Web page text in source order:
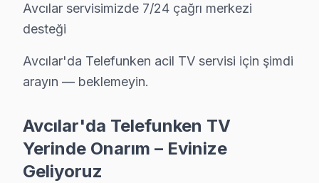
Metrobüs ve E-5 Karayolu güzergahı boyunca
S: Avcılar'de sabah aradığımda aynı gün servis
S: Avcılar'de servis ücreti ödenmesine nasıl karar
C: Avcılar servisimizde arıza tespiti sonrası,
S: Avcılar'de tamir belgesi ve fatura ne zaman verilir?
Avcılar servisimizde 7/24 çağrı merkezi
desteği
Avcılar'da Telefunken acil TV servisi için şimdi
arayın — beklemeyin.
Avcılar'da Telefunken TV
Yerinde Onarım – Evinize
Geliyoruz